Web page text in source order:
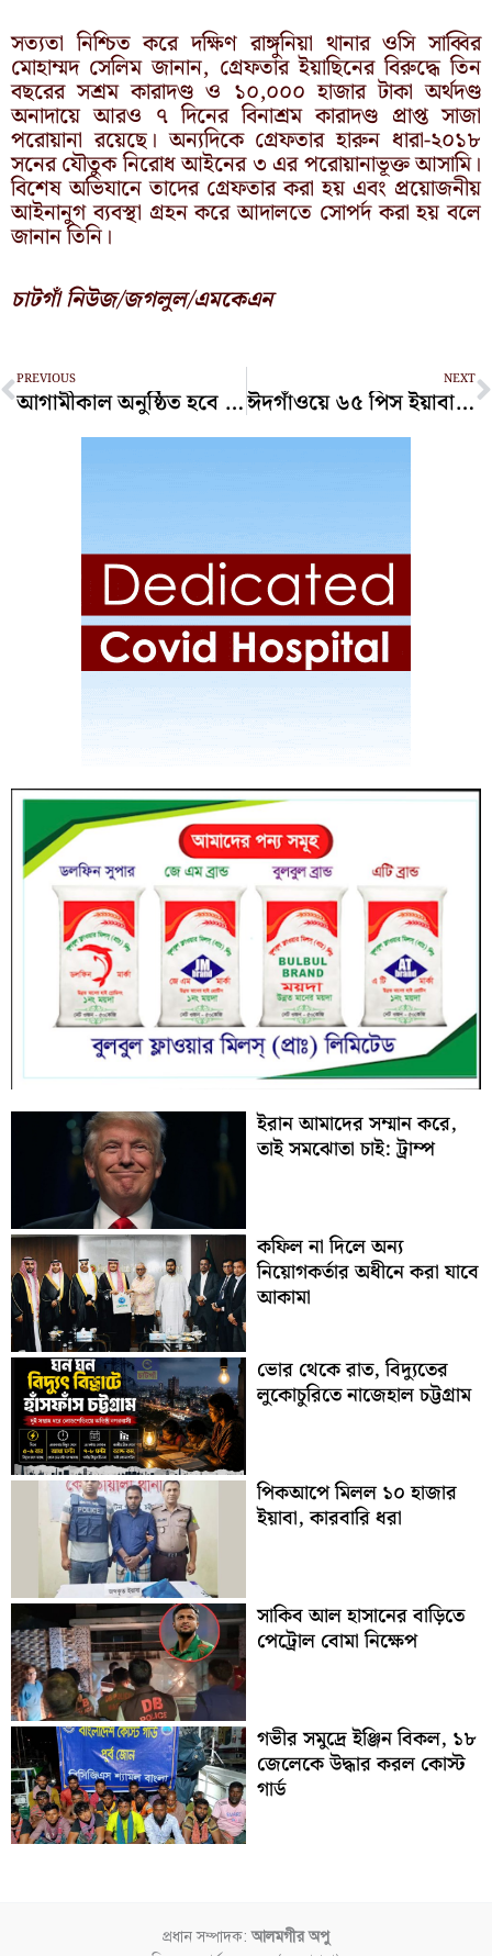
সত্যতা নিশ্চিত করে দক্ষিণ রাঙ্গুনিয়া থানার ওসি সাব্বির
মোহাম্মদ সেলিম জানান, গ্রেফতার ইয়াছিনের বিরুদ্ধে তিন
বছরের সশ্রম কারাদণ্ড ও ১০,০০০ হাজার টাকা অর্থদণ্ড
অনাদায়ে আরও ৭ দিনের বিনাশ্রম কারাদণ্ড প্রাপ্ত সাজা
পরোয়ানা রয়েছে। অন্যদিকে গ্রেফতার হারুন ধারা-২০১৮
সনের যৌতুক নিরোধ আইনের ৩ এর পরোয়ানাভূক্ত আসামি।
বিশেষ অভিযানে তাদের গ্রেফতার করা হয় এবং প্রয়োজনীয়
আইনানুগ ব্যবস্থা গ্রহন করে আদালতে সোপর্দ করা হয় বলে
জানান তিনি।
চাটগাঁ নিউজ/জগলুল/এমকেএন
Prev
PREVIOUS
আগামীকাল অনুষ্ঠিত হবে চট্টগ্রাম বন্দরের ৬০ লট পণ্যের নিলাম
NEXT
ঈদগাঁওয়ে ৬৫ পিস ইয়াবাসহ আটক ১
ইরান আমাদের সম্মান করে,
তাই সমঝোতা চাই: ট্রাম্প
কফিল না দিলে অন্য
নিয়োগকর্তার অধীনে করা যাবে
আকামা
ভোর থেকে রাত, বিদ্যুতের
লুকোচুরিতে নাজেহাল চট্টগ্রাম
পিকআপে মিলল ১০ হাজার
ইয়াবা, কারবারি ধরা
সাকিব আল হাসানের বাড়িতে
পেট্রোল বোমা নিক্ষেপ
গভীর সমুদ্রে ইঞ্জিন বিকল, ১৮
জেলেকে উদ্ধার করল কোস্ট
গার্ড
প্রধান সম্পাদক:আলমগীর অপু